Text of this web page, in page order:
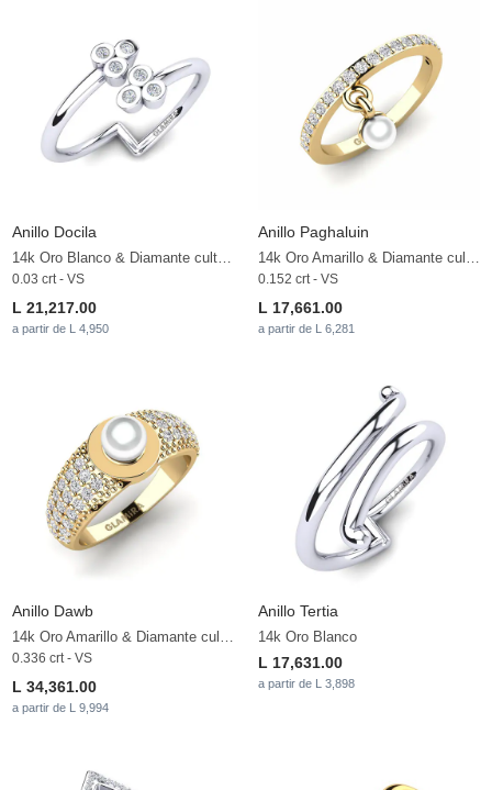
Anillo Docila
14k Oro Blanco & Diamante cultivado en laboratorio
0.03 crt - VS
L 21,217.00
a partir de L 4,950
Anillo Paghaluin
14k Oro Amarillo & Diamante cultivado en laboratorio & Perla blanca
0.152 crt - VS
L 17,661.00
a partir de L 6,281
Anillo Dawb
14k Oro Amarillo & Diamante cultivado en laboratorio & Perla blanca
0.336 crt - VS
L 34,361.00
a partir de L 9,994
Anillo Tertia
14k Oro Blanco
L 17,631.00
a partir de L 3,898